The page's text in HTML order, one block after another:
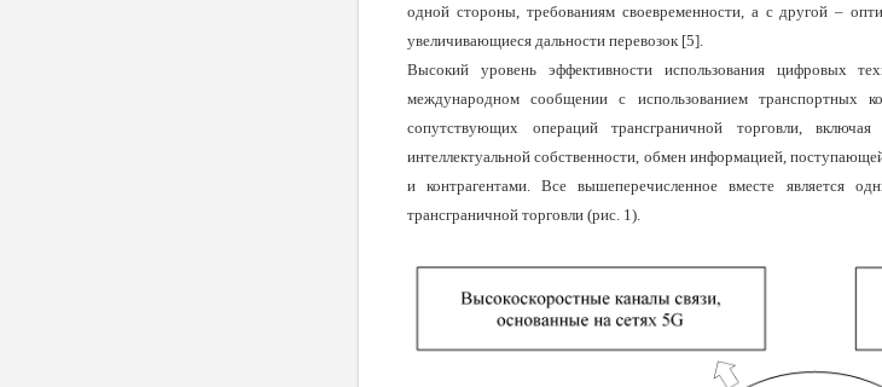
одной стороны, требованиям своевременности, а с другой –
увеличивающиеся дальности перевозок [5].
Высокий уровень эффективности использования цифровых
международном сообщении с использованием транспортных
сопутствующих операций трансграничной торговли,
интеллектуальной собственности, обмен информацией,
и контрагентами. Все вышеперечисленное вместе является
трансграничной торговли (рис. 1).